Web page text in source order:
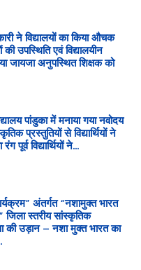
ने विद्यालयों का किया औचक
की उपस्थिति एवं विद्यालयीन
जायजा अनुपस्थित शिक्षक को
पांडुका में मनाया गया नवोदय
प्रस्तुतियों से विद्यार्थियों ने
पूर्व विद्यार्थियों ने...
अंतर्गत “नशामुक्त भारत
जिला स्तरीय सांस्कृतिक
की उड़ान – नशा मुक्त भारत का